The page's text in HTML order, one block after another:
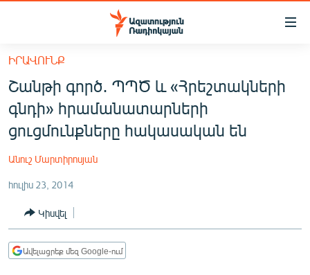
Մատչելիության
հիմնական
բովանդակությանը
Անցնել
հիմնական
մենյուին
ՀԱՅԱՍՏԱՆ
ՔԱՂԱՔԱԿԱՆ
ՏՆՏԵՍՈՒԹՅՈՒՆ
ՂԱՐԱԲԱՂ
ԻՐԱՎՈՒՆՔ
Շանթի գործ․ ՊՊԾ և «Հրեշտակների
գնդի» հրամանատարների
ցուցմունքները հակասական են
Անուշ Մարտիրոսյան
հուլիս 23, 2014
Կիսվել
Ավելացրեք մեզ Google-ում